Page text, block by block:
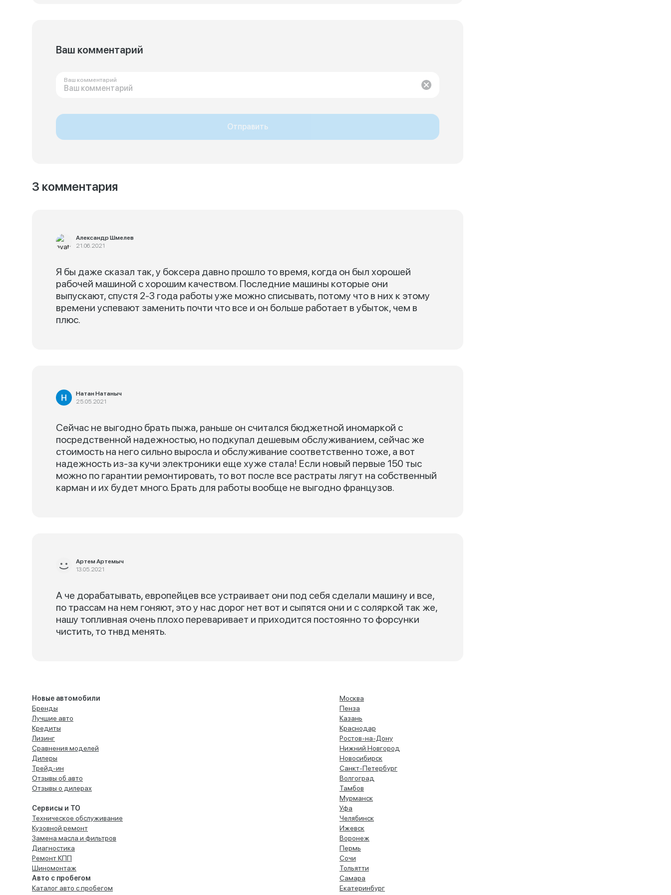
Ваш комментарий
Ваш комментарий
Отправить
3 комментария
Александр Шмелев
21.06.2021
Я бы даже сказал так, у боксера давно прошло то время, когда он был хорошей
рабочей машиной с хорошим качеством. Последние машины которые они
выпускают, спустя 2-3 года работы уже можно списывать, потому что в них к этому
времени успевают заменить почти что все и он больше работает в убыток, чем в
плюс.
Натан Натаныч
25.05.2021
Сейчас не выгодно брать пыжа, раньше он считался бюджетной иномаркой с
посредственной надежностью, но подкупал дешевым обслуживанием, сейчас же
стоимость на него сильно выросла и обслуживание соответственно тоже, а вот
надежность из-за кучи электроники еще хуже стала! Если новый первые 150 тыс
можно по гарантии ремонтировать, то вот после все растраты лягут на собственный
карман и их будет много. Брать для работы вообще не выгодно французов.
Артем Артемыч
13.05.2021
А че дорабатывать, европейцев все устраивает они под себя сделали машину и все,
по трассам на нем гоняют, это у нас дорог нет вот и сыпятся они и с соляркой так же,
нашу топливная очень плохо переваривает и приходится постоянно то форсунки
чистить, то тнвд менять.
Новые автомобили
Бренды
Лучшие авто
Кредиты
Лизинг
Сравнения моделей
Дилеры
Трейд-ин
Отзывы об авто
Отзывы о дилерах
Сервисы и ТО
Техническое обслуживание
Кузовной ремонт
Замена масла и фильтров
Диагностика
Ремонт КПП
Шиномонтаж
Авто с пробегом
Каталог авто с пробегом
Москва
Пенза
Казань
Краснодар
Ростов-на-Дону
Нижний Новгород
Новосибирск
Санкт-Петербург
Волгоград
Тамбов
Мурманск
Уфа
Челябинск
Ижевск
Воронеж
Пермь
Сочи
Тольятти
Самара
Екатеринбург